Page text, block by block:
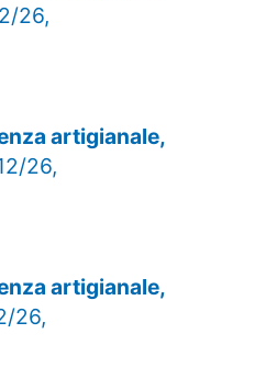
26,
artigianale,
26,
artigianale,
26,